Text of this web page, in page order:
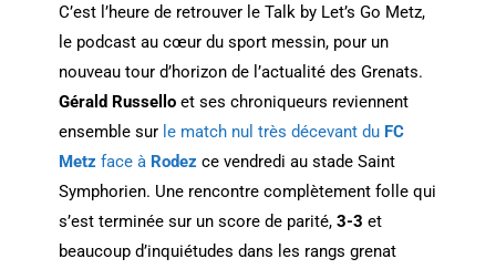
C’est l’heure de retrouver le Talk by Let’s Go Metz,
le podcast au cœur du sport messin, pour un
nouveau tour d’horizon de l’actualité des Grenats.
Gérald Russelloet ses chroniqueurs reviennent
ensemble sur le match nul très décevant du FC
Metzface à Rodez ce vendredi au stade Saint
Symphorien. Une rencontre complètement folle qui
s’est terminée sur un score de parité, 3-3 et
beaucoup d’inquiétudes dans les rangs grenat